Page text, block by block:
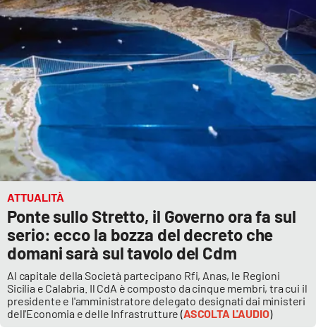
Le perfidie di Antonella Grippo
Venti di comunicazione
STREAMING
LaC TV
LaC Network
LaC OnAir
EDIZIONI
LOCALI
Catanzaro
Crotone
ATTUALITÀ
Ponte sullo Stretto, il Governo ora fa sul
serio: ecco la bozza del decreto che
domani sarà sul tavolo del Cdm
Al capitale della Società partecipano Rfi, Anas, le Regioni
Sicilia e Calabria. Il CdA è composto da cinque membri, tra cui il
presidente e l'amministratore delegato designati dai ministeri
dell'Economia e delle Infrastrutture(ASCOLTA L'AUDIO)